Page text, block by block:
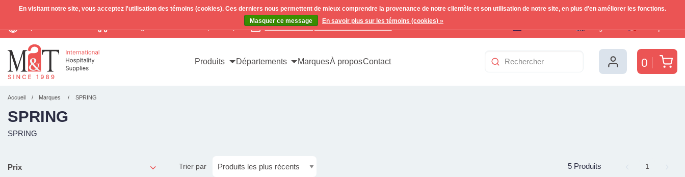
Contactez-nous pour toutes vos demandes
0
Produits Départements MarquesÀ proposContact
Accueil Marques SPRING
SPRING
SPRING
Prix 5 Produits
Trier par Page
1
En visitant notre site, vous acceptez l'utilisation des témoins (cookies). Ces derniers nous permettent de mieux comprendre la provenance de notre clientèle et son utilisation de notre site, en plus d'en améliorer les fonctions.
Masquer ce message
En savoir plus sur les témoins (cookies) »